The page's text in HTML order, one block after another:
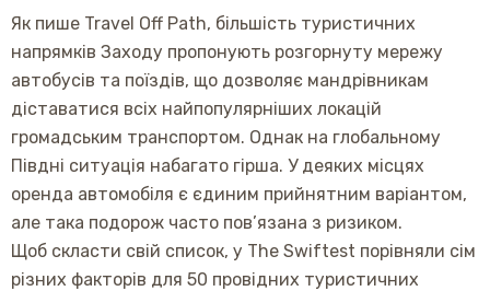
Як пише Travel Off Path, більшість туристичних
напрямків Заходу пропонують розгорнуту мережу
автобусів та поїздів, що дозволяє мандрівникам
діставатися всіх найпопулярніших локацій
громадським транспортом. Однак на глобальному
Півдні ситуація набагато гірша. У деяких місцях
оренда автомобіля є єдиним прийнятним варіантом,
але така подорож часто пов’язана з ризиком.
Щоб скласти свій список, у The Swiftest порівняли сім
різних факторів для 50 провідних туристичних